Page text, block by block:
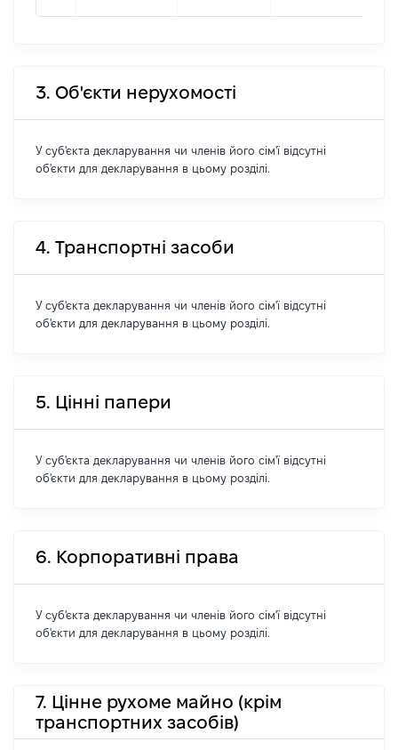
3. Об'єкти нерухомості
У суб'єкта декларування чи членів його сім'ї відсутні
об'єкти для декларування в цьому розділі.
4. Транспортні засоби
У суб'єкта декларування чи членів його сім'ї відсутні
об'єкти для декларування в цьому розділі.
5. Цінні папери
У суб'єкта декларування чи членів його сім'ї відсутні
об'єкти для декларування в цьому розділі.
6. Корпоративні права
У суб'єкта декларування чи членів його сім'ї відсутні
об'єкти для декларування в цьому розділі.
7. Цінне рухоме майно (крім
транспортних засобів)